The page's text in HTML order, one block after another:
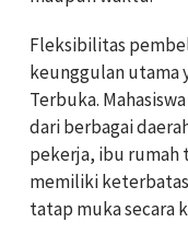
Fleksibilitas
keunggulan utama
Terbuka.
dari berbagai
pekerja, ibu rumah
memiliki
tatap muka secara